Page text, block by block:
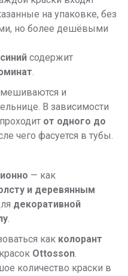
на упаковке, без
но более дешёвыми
содержит
.
и
В зависимости
от одного до
чего фасуется в тубы.
— как
и деревянным
декоративной
.
как колорант
Ottosson.
количество краски в